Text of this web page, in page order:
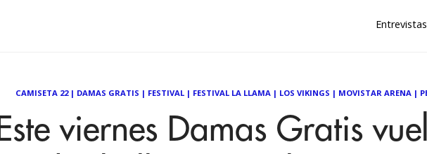
Entrevistas
CAMISETA 22| DAMAS GRATIS | FESTIVAL| FESTIVAL LA LLAMA| LOS VIKINGS | MOVISTAR ARENA|
Este viernes Damas Gratis